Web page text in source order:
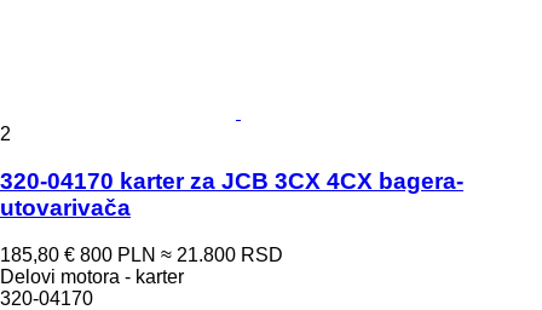
2
320-04170 karter za JCB 3CX 4CX bagera-
utovarivača
185,80 € 800 PLN ≈ 21.800 RSD
Delovi motora - karter
320-04170